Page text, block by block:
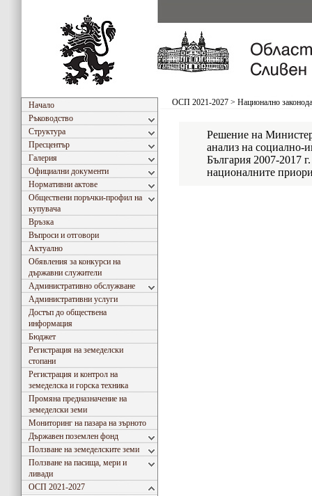
Начало
Ръководство
Структура
Пресцентър
Галерия
Официални документи
Нормативни актове
Обществени поръчки-профил на
купувача
Връзка
Въпроси и отговори
Актуално
Обявления за конкурси на
държавни служители
Административно обслужване
Административни услуги
Достъп до обществена
информация
Бюджет
Регистрация на земеделски
стопани
Регистрация и контрол на
земеделска и горска техника
Промяна предназначение на
земеделски земи
Мониторинг на пазара на зърното
Държавен поземлен фонд
Ползване на земеделските земи
Ползване на пасища, мери и
ливади
ОСП 2021-2027
ОСП 2021-2027 > Национално
Решение на
анализ на социално-
България 2007-2017
националните